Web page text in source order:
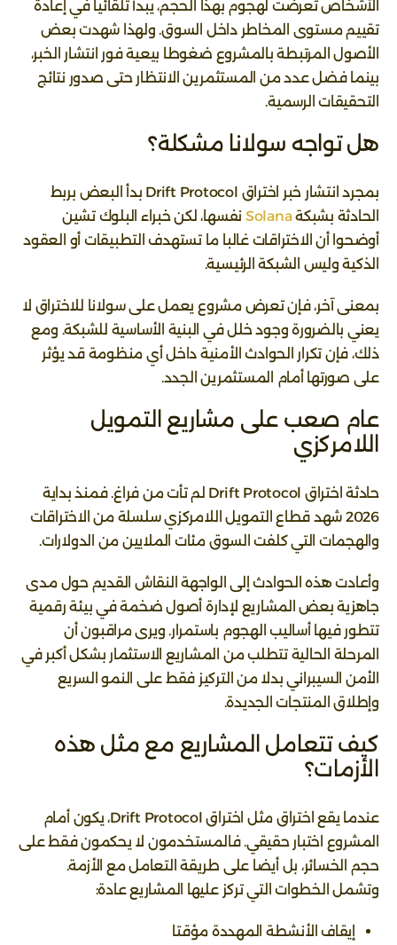
الأشخاص تعرضت لهجوم بهذا الحجم، يبدأ تلقائيا في إعادة
تقييم مستوى المخاطر داخل السوق. ولهذا شهدت بعض
الأصول المرتبطة بالمشروع ضغوطا بيعية فور انتشار الخبر،
بينما فضل عدد من المستثمرين الانتظار حتى صدور نتائج
التحقيقات الرسمية.
هل تواجه سولانا مشكلة؟
بمجرد انتشار خبر اختراق Drift Protocol بدأ البعض بربط
الحادثة بشبكةSolana نفسها، لكن خبراء البلوك تشين
أوضحوا أن الاختراقات غالبا ما تستهدف التطبيقات أو العقود
الذكية وليس الشبكة الرئيسية.
بمعنى آخر، فإن تعرض مشروع يعمل على سولانا للاختراق لا
يعني بالضرورة وجود خلل في البنية الأساسية للشبكة. ومع
ذلك، فإن تكرار الحوادث الأمنية داخل أي منظومة قد يؤثر
على صورتها أمام المستثمرين الجدد.
عام صعب على مشاريع التمويل
اللامركزي
حادثة اختراق Drift Protocol لم تأت من فراغ. فمنذ بداية
2026 شهد قطاع التمويل اللامركزي سلسلة من الاختراقات
والهجمات التي كلفت السوق مئات الملايين من الدولارات.
وأعادت هذه الحوادث إلى الواجهة النقاش القديم حول مدى
جاهزية بعض المشاريع لإدارة أصول ضخمة في بيئة رقمية
تتطور فيها أساليب الهجوم باستمرار. ويرى مراقبون أن
المرحلة الحالية تتطلب من المشاريع الاستثمار بشكل أكبر في
الأمن السيبراني بدلا من التركيز فقط على النمو السريع
وإطلاق المنتجات الجديدة.
كيف تتعامل المشاريع مع مثل هذه
الأزمات؟
عندما يقع اختراق مثل اختراق Drift Protocol، يكون أمام
المشروع اختبار حقيقي. فالمستخدمون لا يحكمون فقط على
حجم الخسائر، بل أيضا على طريقة التعامل مع الأزمة.
وتشمل الخطوات التي تركز عليها المشاريع عادة:
إيقاف الأنشطة المهددة مؤقتا